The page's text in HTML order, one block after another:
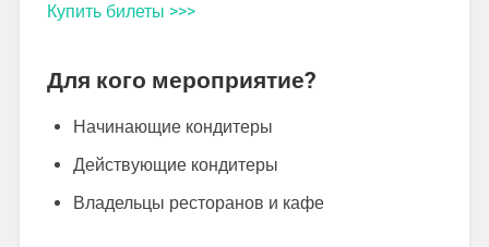
Купить билеты >>>
Для кого мероприятие?
Начинающие кондитеры
Действующие кондитеры
Владельцы ресторанов и кафе